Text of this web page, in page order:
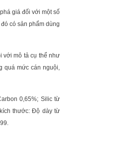
giá đối với một số
có sản phẩm dùng
với mô tả cụ thể như
quá mức cán nguội,
0,65%; Silic từ
thước: Độ dày từ